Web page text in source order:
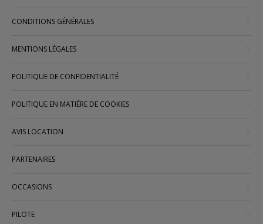
CONDITIONS GÉNÉRALES
MENTIONS LÉGALES
POLITIQUE DE CONFIDENTIALITÉ
POLITIQUE EN MATIÈRE DE COOKIES
AVIS LOCATION
PARTENAIRES
OCCASIONS
PILOTE